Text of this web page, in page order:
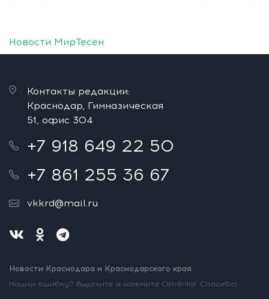
Новости МирТесен
Контакты редакции:
Краснодар, Гимназическая
51, офис 304
+7 918 649 22 50
+7 861 255 36 67
vkkrd@mail.ru
Новости Краснодара и Краснодарского края
Нашли ошибку? Выделите и нажмите Ctrl+Enter. Спасибо!